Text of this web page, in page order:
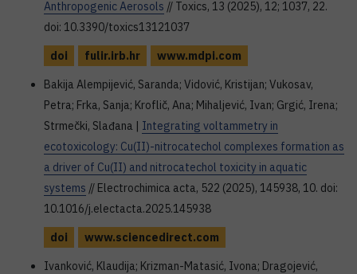
Anthropogenic Aerosols // Toxics, 13 (2025), 12; 1037, 22.
doi: 10.3390/toxics13121037
doi
fulir.irb.hr
www.mdpi.com
Bakija Alempijević, Saranda; Vidović, Kristijan; Vukosav,
Petra; Frka, Sanja; Kroflič, Ana; Mihaljević, Ivan; Grgić, Irena;
Strmečki, Slađana | Integrating voltammetry in
ecotoxicology: Cu(II)-nitrocatechol complexes formation as
a driver of Cu(II) and nitrocatechol toxicity in aquatic
systems // Electrochimica acta, 522 (2025), 145938, 10. doi:
10.1016/j.electacta.2025.145938
doi
www.sciencedirect.com
Ivanković, Klaudija; Krizman-Matasić, Ivona; Dragojević,